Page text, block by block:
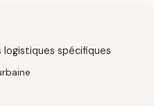
spécifiques